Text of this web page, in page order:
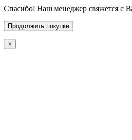
Спасибо! Наш менеджер свяжется с
Продолжить покупки
×